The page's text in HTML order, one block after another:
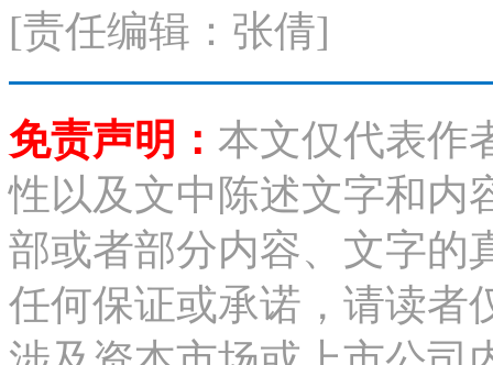
[责任编辑：张倩]
免责声明： 本文仅代表作
性以及文中陈述文字和内
部或者部分内容、文字的
任何保证或承诺，请读者